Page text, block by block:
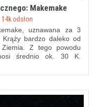
Makemake
14k odsłon
uznawana za 3
Krąży bardzo daleko od
Z tego powodu
średnio ok. 30 K.